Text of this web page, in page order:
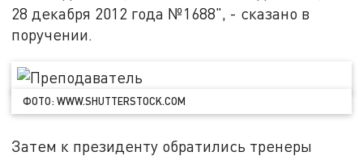
28 декабря 2012 года №1688", - сказано в
поручении.
ФОТО: WWW.SHUTTERSTOCK.COM
Затем к президенту обратились тренеры